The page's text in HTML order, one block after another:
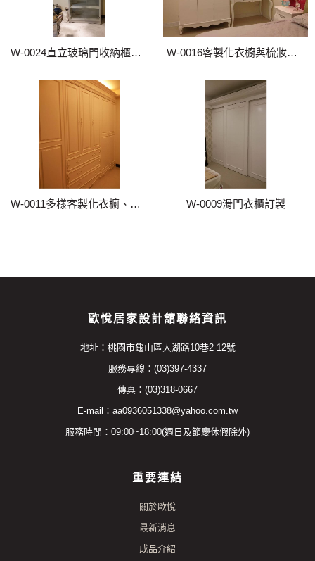
W-0024直立玻璃門收納櫃訂製 W-0016客製化衣櫥與梳妝桌訂做
W-0011多樣客製化衣櫥、衣櫃 W-0009滑門衣櫃訂製
歐悅居家設計舘聯絡資訊
地址：桃園市龜山區大湖路10巷2-12號
服務專線：(03)397-4337
傳真：(03)318-0667
E-mail：aa0936051338@yahoo.com.tw
服務時間：09:00~18:00(週日及節慶休假除外)
重要連結
關於歐悅
最新消息
成品介紹